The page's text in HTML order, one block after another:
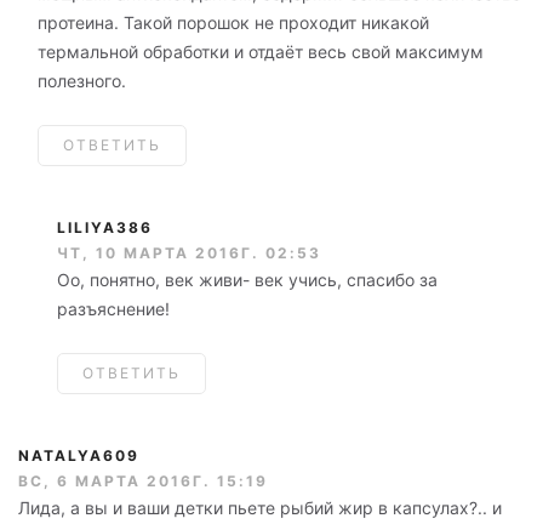
протеина. Такой порошок не проходит никакой
термальной обработки и отдаёт весь свой максимум
полезного.
ОТВЕТИТЬ
LILIYA386
ЧТ, 10 МАРТА 2016Г. 02:53
Оо, понятно, век живи- век учись, спасибо за
разъяснение!
ОТВЕТИТЬ
NATALYA609
ВС, 6 МАРТА 2016Г. 15:19
Лида, а вы и ваши детки пьете рыбий жир в капсулах?.. и